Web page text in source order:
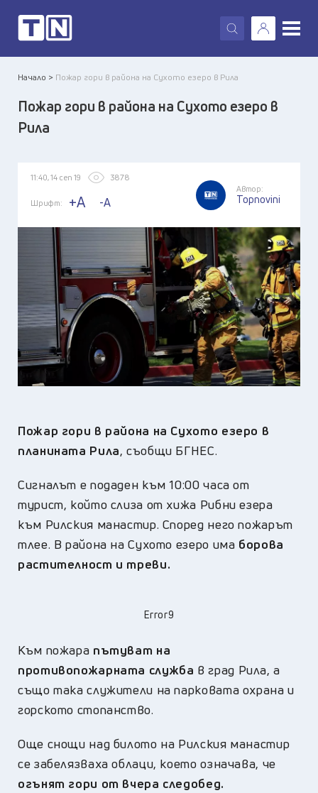
X
Начало > Пожар гори в района на Сухото езеро в Рила
Пожар гори в района на Сухото езеро в
Рила
11:40, 14 сеп 19 3878
Шрифт: +A -A
Автор:
Topnovini
Пожар гори в района на Сухото езеро в
планината Рила, съобщи БГНЕС.
Сигналът е подаден към 10:00 часа от
турист, който слиза от хижа Рибни езера
към Рилския манастир. Според него пожарът
тлее. В района на Сухото езеро има борова
растителност и треви.
Error9
Към пожара пътуват на
противопожарната служба в град Рила, а
също така служители на парковата охрана и
горското стопанство.
Още снощи над билото на Рилския манастир
се забелязваха облаци, което означава, че
огънят гори от вчера следобед.